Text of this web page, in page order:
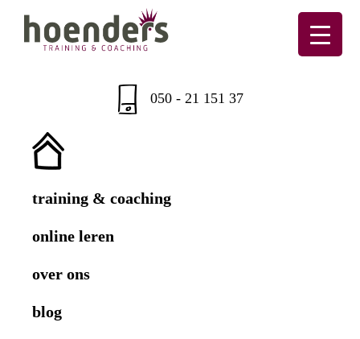
Skip
Skip
Skip
Skip
050 - 21 151 37
training & coaching
online leren
over ons
blog